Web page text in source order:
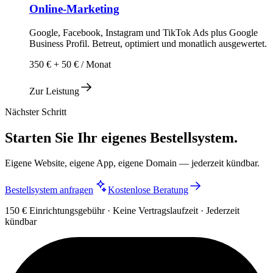
Online-Marketing
Google, Facebook, Instagram und TikTok Ads plus Google
Business Profil. Betreut, optimiert und monatlich ausgewertet.
350 € + 50 € / Monat
Zur Leistung
Nächster Schritt
Starten Sie Ihr eigenes Bestellsystem.
Eigene Website, eigene App, eigene Domain — jederzeit kündbar.
Bestellsystem anfragen
Kostenlose Beratung
150 € Einrichtungsgebühr · Keine Vertragslaufzeit · Jederzeit
kündbar